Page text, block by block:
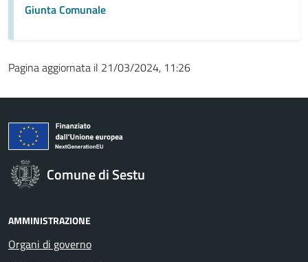
Giunta Comunale
Pagina aggiornata il 21/03/2024, 11:26
Comune di Sestu
AMMINISTRAZIONE
Organi di governo